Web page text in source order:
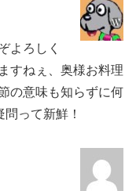
よろしく
すねぇ、奥様お料理
の意味も知らずに何
って新鮮！